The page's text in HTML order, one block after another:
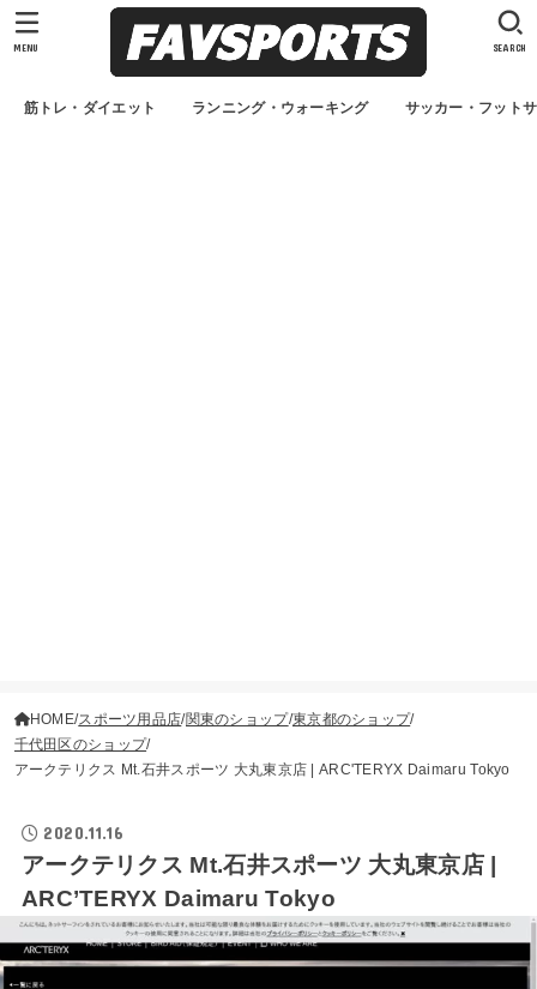
筋トレ・ダイエット ランニング・ウォーキング サッカー・フット
SEARCH
MENU
HOME スポーツ用品店 関東のショップ 東京都のショップ
千代田区のショップ
アークテリクス Mt.石井スポーツ 大丸東京店 | ARC'TERYX Daimaru Tokyo
2020.11.16
アークテリクス Mt.石井スポーツ 大丸東京店 |
ARC’TERYX Daimaru Tokyo